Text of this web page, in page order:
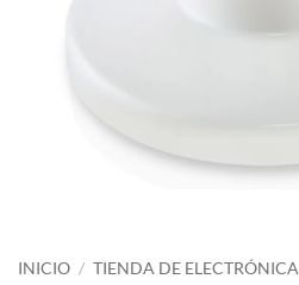
INICIO / TIENDA DE ELECTRÓNICA